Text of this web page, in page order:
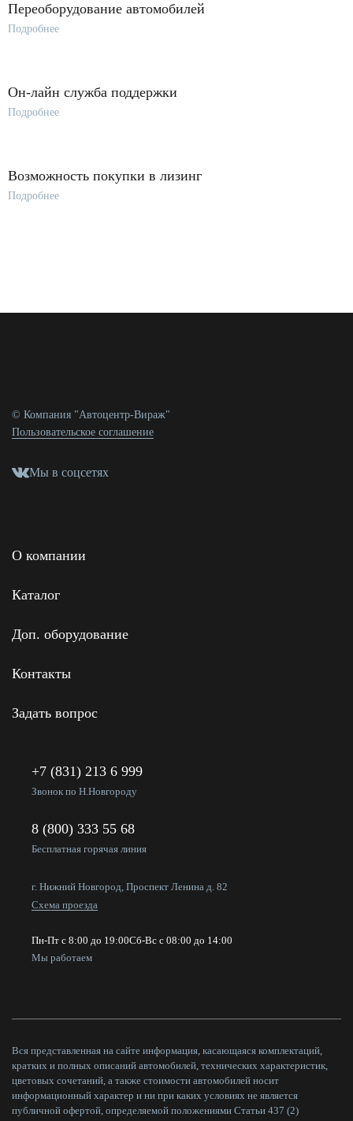
Переоборудование автомобилей
Подробнее
Он-лайн служба поддержки
Подробнее
Возможность покупки в лизинг
Подробнее
© Компания "Автоцентр-Вираж"
Пользовательское соглашение
Мы в соцсетях
О компании
Каталог
Доп. оборудование
Контакты
Задать вопрос
+7 (831) 213 6 999
Звонок по Н.Новгороду
8 (800) 333 55 68
Бесплатная горячая линия
г. Нижний Новгород, Проспект Ленина д. 82
Схема проезда
Пн-Пт с 8:00 до 19:00Сб-Вс с 08:00 до 14:00
Мы работаем
Вся представленная на сайте информация, касающаяся комплектаций,
кратких и полных описаний автомобилей, технических характеристик,
цветовых сочетаний, а также стоимости автомобилей носит
информационный характер и ни при каких условиях не является
публичной офертой, определяемой положениями Статьи 437 (2)